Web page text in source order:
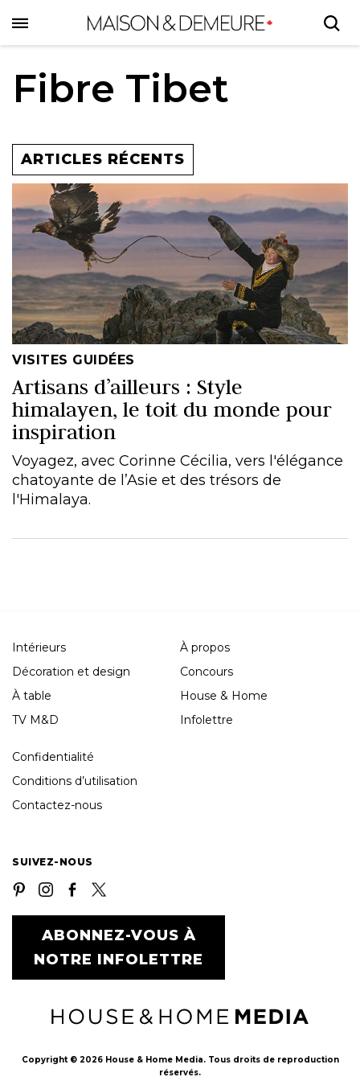
to
main
content
Fibre Tibet
ARTICLES RÉCENTS
VISITES GUIDÉES
Artisans d’ailleurs : Style
himalayen, le toit du monde pour
inspiration
Voyagez, avec Corinne Cécilia, vers l'élégance
chatoyante de l’Asie et des trésors de
l'Himalaya.
Intérieurs
Décoration et design
À table
TV M&D
À propos
Concours
House & Home
Infolettre
Confidentialité
Conditions d’utilisation
Contactez-nous
SUIVEZ-NOUS
ABONNEZ-VOUS À
NOTRE INFOLETTRE
Copyright © 2026 House & Home Media. Tous droits de reproduction
réservés.